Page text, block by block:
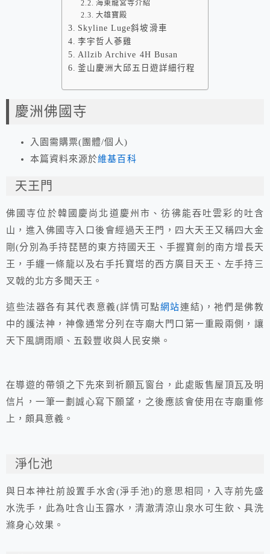
海東龍宮寺介紹
大雄寶殿
Skyline Luge斜坡滑車
李宇哲人蔘雞
Allzib Archive 4H Busan
釜山慶洲大邱五日遊詳細行程
慶洲佛國寺
入園需購票(團體/個人)
本篇資料來源於維基百科
天王門
佛國寺位於韓國慶尚北道慶州市、彷彿能吞吐雲彩的吐含
山，進入佛國寺入口後會經過天王門，四大天王又稱四大金
剛(分別為手持琵琶的東方持國天王、手握寶劍的南方增長天
王，手纏一條龍以及右手托寶塔的西方廣目天王、左手持三
叉戟的北方多聞天王。
這些法器各有其代表意義(詳情可點網站連結)，祂們是佛教
中的護法神，神像通常分列在寺廟大門口第一重殿兩側，讓
天下風調雨順、五穀豐收與人民安樂。
在導遊的帶領之下先來到祈願瓦窗台，此處販售屋頂瓦及明
信片，一筆一劃誠心寫下願望，之後應該會使用在寺廟重修
上，頗具意義。
淨化池
與日本神社前設置手水舍(淨手池)的意思相同，入寺前先盛
水洗手，此為吐含山玉露水，清澈清涼山泉水可生飲、具洗
滌身心效果。